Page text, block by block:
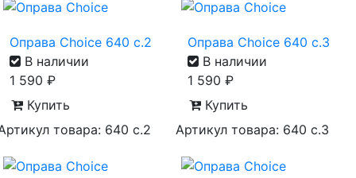
Оправа Choice 640 с.2
В наличии
1 590 ₽
Купить
товара: 640 с.2
Оправа Choice 640 с.3
В наличии
1 590 ₽
Купить
Артикул товара: 640 с.3